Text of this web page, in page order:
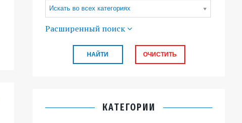
Искать во всех категориях
Расширенный поиск
КАТЕГОРИИ